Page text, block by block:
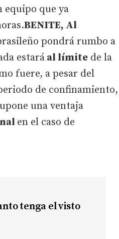
equipo que ya
BENITE, Al
pondrá rumbo a
estaráal límite de la
fuere, a pesar del
de confinamiento,
una ventaja
en el caso de
tenga el visto